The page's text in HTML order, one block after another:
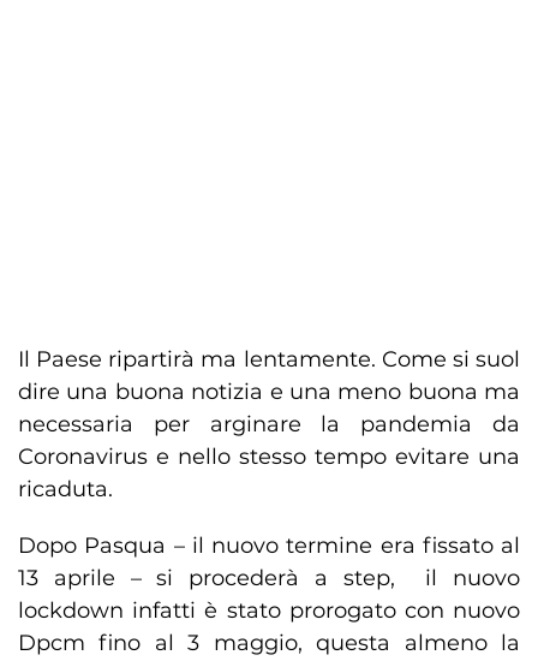
Il Paese ripartirà ma lentamente. Come si suol
dire una buona notizia e una meno buona ma
necessaria per arginare la pandemia da
Coronavirus e nello stesso tempo evitare una
ricaduta.
Dopo Pasqua – il nuovo termine era fissato al
13 aprile – si procederà a step, il nuovo
lockdown infatti è stato prorogato con nuovo
Dpcm fino al 3 maggio, questa almeno la